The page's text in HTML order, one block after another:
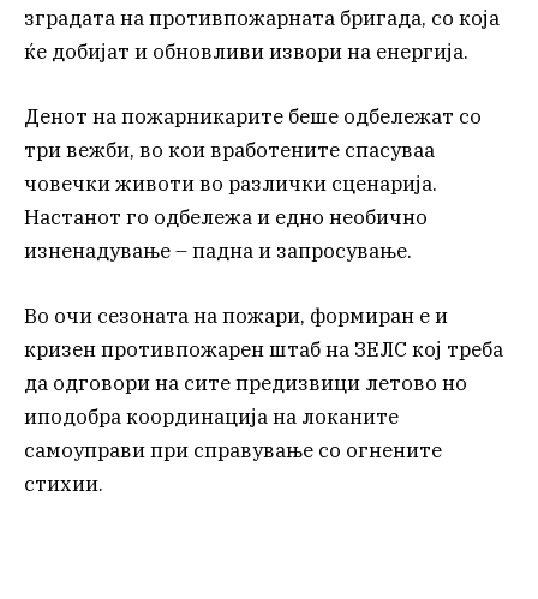
зградата на противпожарната бригада, со која
ќе добијат и обновливи извори на енергија.
Денот на пожарникарите беше одбележат со
три вежби, во кои вработените спасуваа
човечки животи во различки сценарија.
Настанот го одбележа и едно необично
изненадување – падна и запросување.
Во очи сезоната на пожари, формиран е и
кризен противпожарен штаб на ЗЕЛС кој треба
да одговори на сите предизвици летово но
иподобра координација на локаните
самоуправи при справување со огнените
стихии.